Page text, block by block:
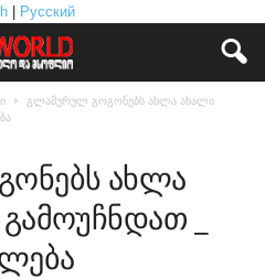
Русский
გლამურულ გოგონებს ახლა ახალი
ახლა
_